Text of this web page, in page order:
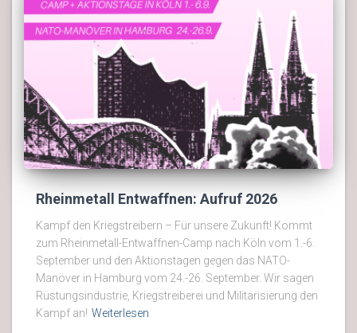
Rheinmetall Entwaffnen: Aufruf 2026
Kampf den Kriegstreibern – Für unsere Zukunft! Kommt
zum Rheinmetall-Entwaffnen-Camp nach Köln vom 1.-6.
September und den Aktionstagen gegen das NATO-
Manöver in Hamburg vom 24.-26. September. Wir sagen
Rüstungsindustrie, Kriegstreiberei und Militarisierung den
Kampf an! Weiterlesen